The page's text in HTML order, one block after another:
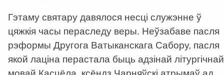
Гэтаму святару давялося несці служэнне ў
цяжкія часы пераследу веры. Неўзабаве пасля
рэформы Другога Ватыканскага Сабору, пасля
якой лаціна перастала быць адзінай літургічнай